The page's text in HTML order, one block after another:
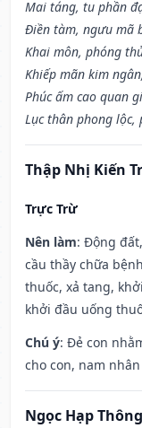
Mai táng, tu phần
Điền tàm, ngưu mã
Khai môn, phóng
Khiếp mãn kim
Phúc ấm cao quan
Lục thân phong lộc,
Thập Nhị Kiến
Trực Trừ
Nên làm: Động
cầu thầy chữa
thuốc, xả tang,
khởi đầu uống
Chú ý: Đẻ con
cho con, nam
Ngọc Hạp